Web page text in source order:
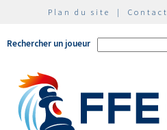
Plan du site | Contact
Rechercher un joueur